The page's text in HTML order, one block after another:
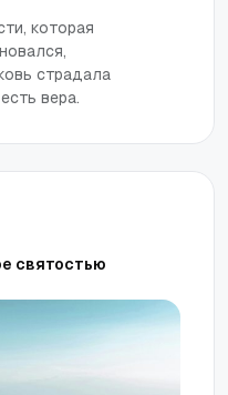
которая
страдала
вера.
святостью